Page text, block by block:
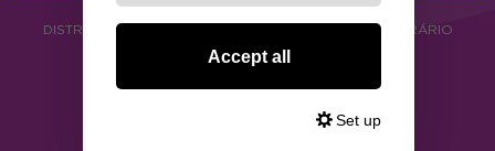
DISTRIBUIÇÃO DE ALIMENTOS ORGÂNICOS E HERBORÁRIO
Copyright © 2026 ·www.ecocash.pt
Accept all
Set up